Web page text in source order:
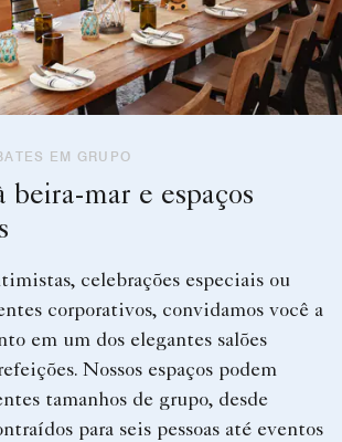
EM GRUPO
beira-mar e espaços
celebrações especiais ou
corporativos, convidamos você a
em um dos elegantes salões
Nossos espaços podem
tamanhos de grupo, desde
para seis pessoas até eventos